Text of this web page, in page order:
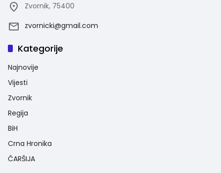
Zvornik, 75400
zvornicki@gmail.com
Kategorije
Najnovije
Vijesti
Zvornik
Regija
BiH
Crna Hronika
ČARŠIJA